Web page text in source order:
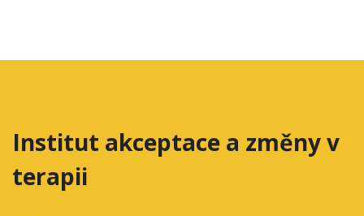
Institut akceptace a změny v
terapii